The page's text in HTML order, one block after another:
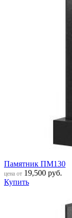
Памятник ПМ130
цена от 19,500 руб.
Купить